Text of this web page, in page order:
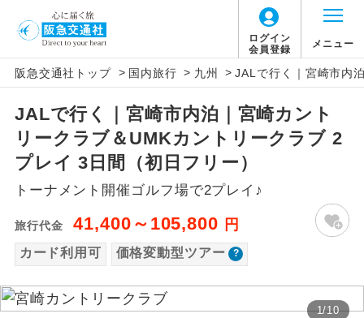
ログイン
会員登録
メニュー
阪急交通社トップ > 国内旅行 > 九州 > JALで行く｜宮崎市内
JALで行く｜宮崎市内泊｜宮崎カント
リークラブ＆UMKカントリークラブ 2
プレイ 3日間（初日フリー）
トーナメント開催ゴルフ場で2プレイ♪
旅行代金 41,400～105,800 円
カード利用可 価格変動型ツアー
1/10
アイコン 説明
添乗員同行
往路出発空港（駅）から復路到着空港
（駅）まで同行します。
現地添乗員同
行
現地到着空港（駅）から最終日出発空港
（駅）まで添乗員が同行します。
務
バスガイドが乗務し、車内での観光案内
があります。
新コース 初登場のコースです。
「価格変動型ツアー」に関するご案内
価格変動型ツアーとは
航空会社が設定する「個人包括旅行運
賃」を利用したツアーです。
よって料金が変動いたします。
以下の注意事項をあらかじめご了承いただき
ますようお願いいたします。